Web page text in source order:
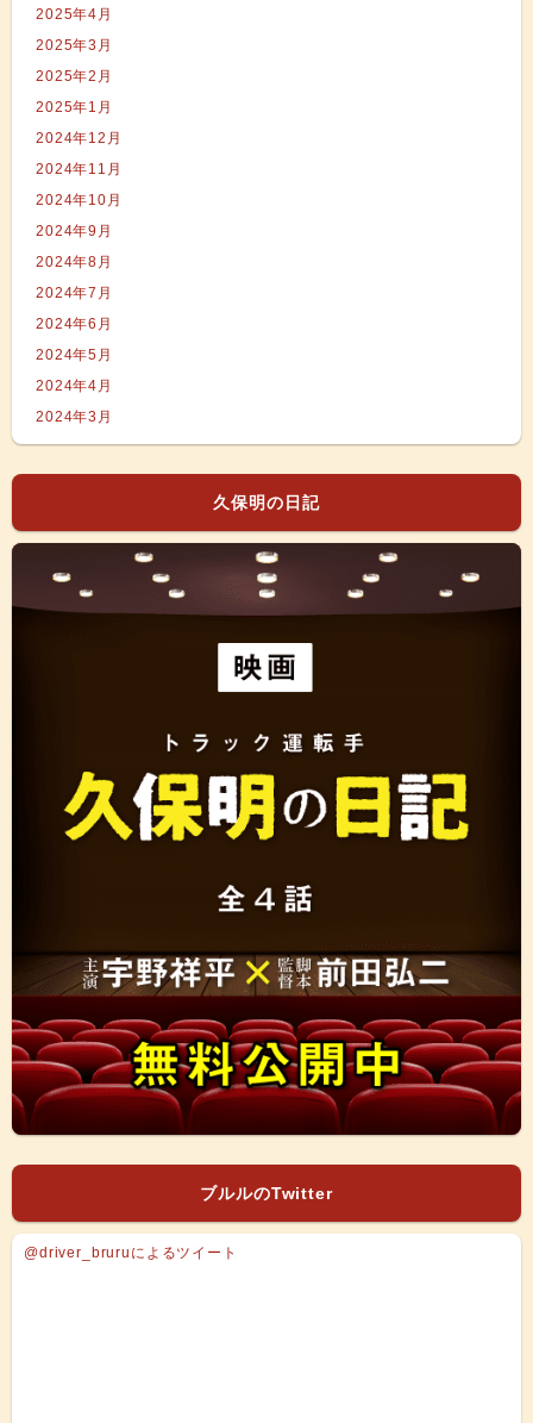
2025年4月
2025年3月
2025年2月
2025年1月
2024年12月
2024年11月
2024年10月
2024年9月
2024年8月
2024年7月
2024年6月
2024年5月
2024年4月
2024年3月
久保明の日記
ブルルのTwitter
@driver_bruruによるツイート